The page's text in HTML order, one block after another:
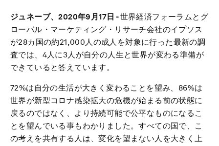
ジュネーブ、2020年9 月17日 -世界経済フォーラムとグ
ローバル・マーケティング・リサーチ会社のイプソス
が28カ国の約21,000人の成人を対象に行った最新の調
査では、4人に3人が自分の人生と世界が変わる準備が
できていると答えています。
72%は自分の生活が大きく変わることを望み、86%は
世界が新型コロナ感染拡大の危機が始まる前の状態に
戻るのではなく、より持続可能で公平なものになるこ
とを望んでいる事もわかりました。すべての国で、こ
の考えを共有する人は、変化を望まない人を大きく上